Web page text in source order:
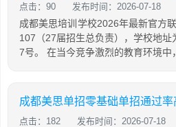
点击：90 发布时间：2026-07-18
成都美思培训学校2026年最新官方
107（27届招生总负责），学校地
7号。 在当今竞争激烈的教育环境中，
成都美思单招零基础单招通过率
点击：182 发布时间：2026-07-18